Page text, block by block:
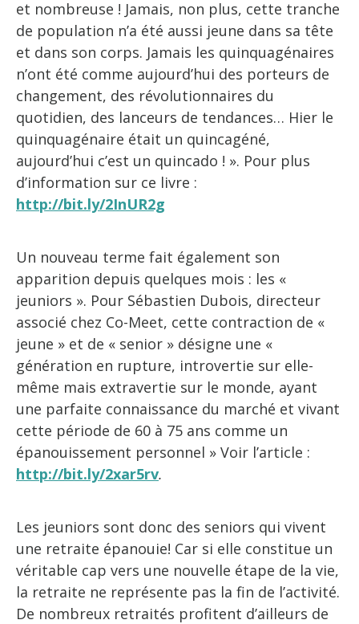
et nombreuse ! Jamais, non plus, cette tranche
de population n’a été aussi jeune dans sa tête
et dans son corps. Jamais les quinquagénaires
n’ont été comme aujourd’hui des porteurs de
changement, des révolutionnaires du
quotidien, des lanceurs de tendances… Hier le
quinquagénaire était un quincagéné,
aujourd’hui c’est un quincado ! ». Pour plus
d’information sur ce livre :
http://bit.ly/2InUR2g
Un nouveau terme fait également son
apparition depuis quelques mois : les «
jeuniors ». Pour Sébastien Dubois, directeur
associé chez Co-Meet, cette contraction de «
jeune » et de « senior » désigne une «
génération en rupture, introvertie sur elle-
même mais extravertie sur le monde, ayant
une parfaite connaissance du marché et vivant
cette période de 60 à 75 ans comme un
épanouissement personnel » Voir l’article :
http://bit.ly/2xar5rv.
Les jeuniors sont donc des seniors qui vivent
une retraite épanouie! Car si elle constitue un
véritable cap vers une nouvelle étape de la vie,
la retraite ne représente pas la fin de l’activité.
De nombreux retraités profitent d’ailleurs de